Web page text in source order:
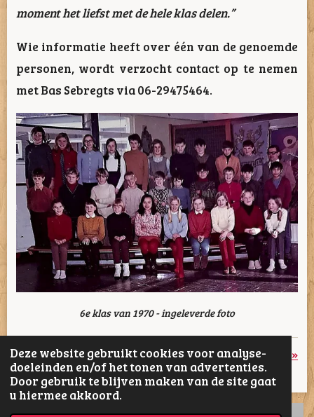
Deze website gebruikt cookies voor analyse-
doeleinden en/of het tonen van advertenties.
Door gebruik te blijven maken van de site gaat
u hiermee akkoord.
moment het liefst met de hele klas delen.”
Wie informatie heeft over één van de genoemde
personen, wordt verzocht contact op te nemen
met Bas Sebregts via 06-29475464.
6e klas van 1970 - ingeleverde foto
«Vorige Volgende »
D
e
D
e
S
h
D
e